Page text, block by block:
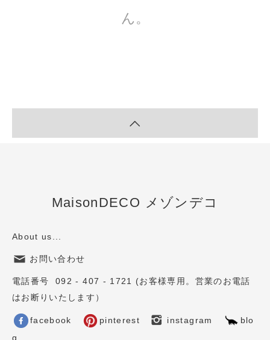
ん。
MaisonDECO メゾンデコ
About us...
お問い合わせ
電話番号 092 - 407 - 1721 (お客様専用。営業のお電話
はお断りいたします）
facebook pinterest instagram
blo
g